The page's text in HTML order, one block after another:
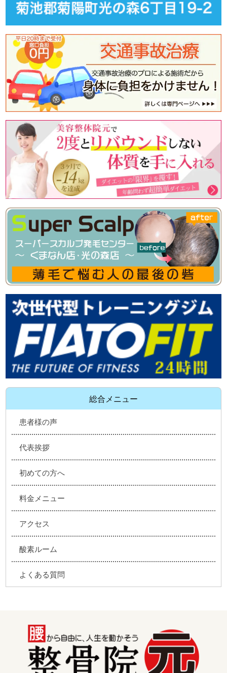
総合メニュー
患者様の声
代表挨拶
初めての方へ
料金メニュー
アクセス
酸素ルーム
よくある質問